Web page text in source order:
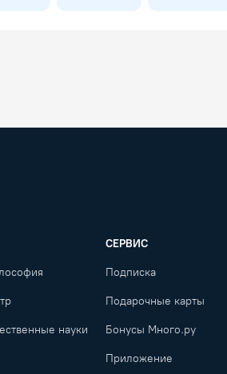
науки
СЕРВИС
Подписка
Подарочные карты
Бонусы Много.ру
Приложение